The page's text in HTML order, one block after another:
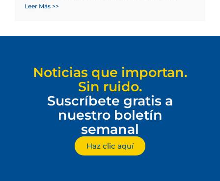
Leer Más >>
Noticias que importan.
Sin ruido.
Suscríbete gratis a
nuestro boletín
semanal
Haz clic aquí